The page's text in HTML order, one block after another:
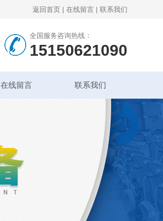
返回首页 | 在线留言 | 联系我们
全国服务咨询热线：
15150621090
在线留言 联系我们